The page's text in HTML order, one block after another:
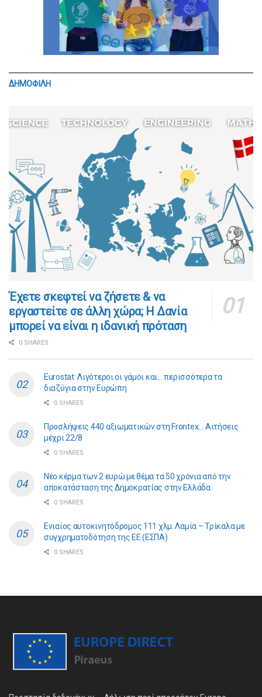
ΔΗΜΟΦΙΛΗ
​​Έχετε σκεφτεί να ζήσετε & να
εργαστείτε σε άλλη χώρα; Η Δανία
μπορεί να είναι η ιδανική πρόταση
0 SHARES
Eurostat: Λιγότεροι οι γάμοι και… περισσότερα τα
διαζύγια στην Ευρώπη
0 SHARES
Προσλήψεις 440 αξιωματικών στη Frontex… Αιτήσεις
μέχρι 22/8
0 SHARES
Νέο κέρμα των 2 ευρώ με θέμα τα 50 χρόνια από την
αποκατάσταση της Δημοκρατίας στην Ελλάδα
0 SHARES
Ενιαίος αυτοκινητόδρομος 111 χλμ. Λαμία – Τρίκαλα με
συγχρηματοδότηση της ΕE (ΕΣΠΑ)
0 SHARES